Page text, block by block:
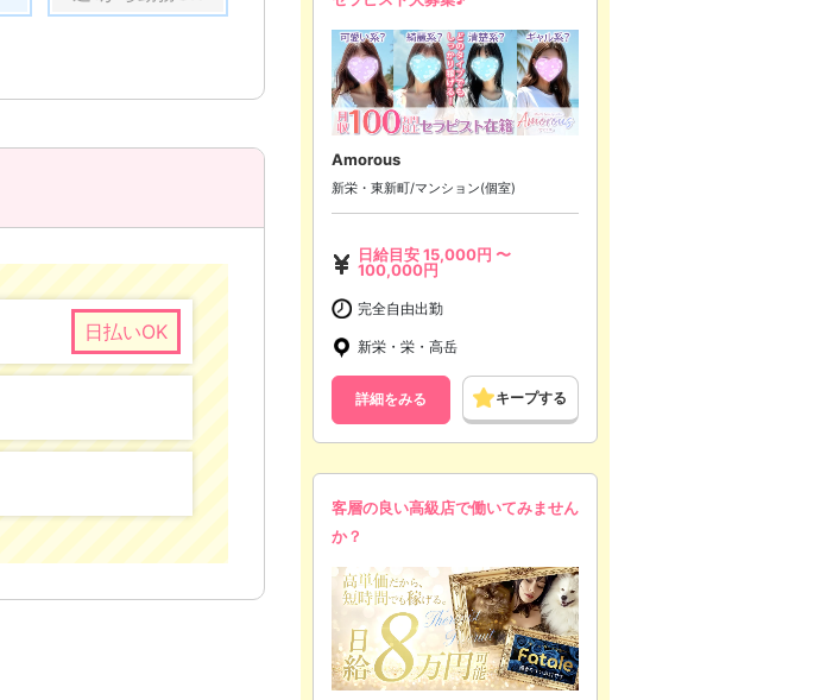
日払いOK
Amorous
新栄・東新町/マンション(個室)
日給目安15,000円 〜
100,000円
完全自由出勤
新栄・栄・高岳
詳細をみる キープする
客層の良い高級店で働いてみません
か？